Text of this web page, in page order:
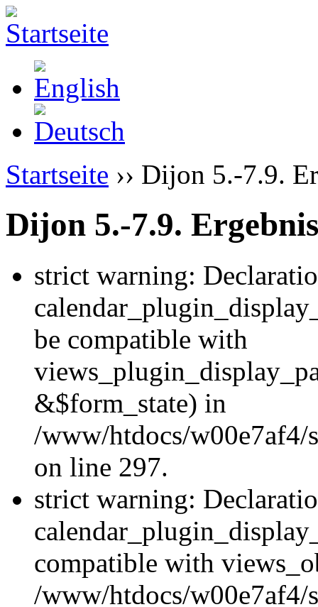
Startseite ›› Dijon 5.-7.9.
Dijon 5.-7.9.
strict warning:
be compatible with
&$form_state) in
/www/htdocs/w00e7af4/
on line 297.
strict warning:
compatible with
/www/htdocs/w00e7af4/